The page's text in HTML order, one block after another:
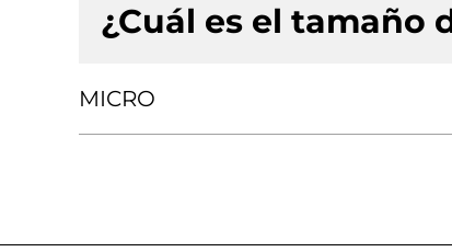
¿Cuál es el tamaño
MICRO